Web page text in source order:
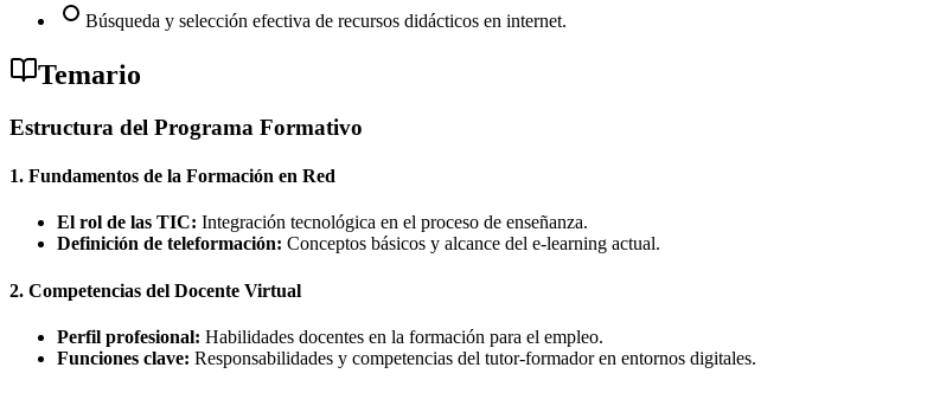
Búsqueda y selección efectiva de recursos didácticos en internet.
Temario
Estructura del Programa Formativo
1. Fundamentos de la Formación en Red
El rol de las TIC: Integración tecnológica en el proceso de enseñanza.
Definición de teleformación: Conceptos básicos y alcance del e-learning actual.
2. Competencias del Docente Virtual
Perfil profesional: Habilidades docentes en la formación para el empleo.
Funciones clave: Responsabilidades y competencias del tutor-formador en entornos digitales.